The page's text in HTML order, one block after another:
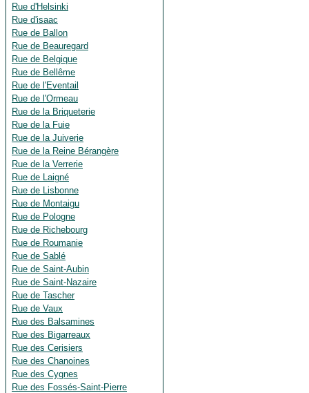
Rue d'Helsinki
Rue d'isaac
Rue de Ballon
Rue de Beauregard
Rue de Belgique
Rue de Bellême
Rue de l'Eventail
Rue de l'Ormeau
Rue de la Briqueterie
Rue de la Fuie
Rue de la Juiverie
Rue de la Reine Bérangère
Rue de la Verrerie
Rue de Laigné
Rue de Lisbonne
Rue de Montaigu
Rue de Pologne
Rue de Richebourg
Rue de Roumanie
Rue de Sablé
Rue de Saint-Aubin
Rue de Saint-Nazaire
Rue de Tascher
Rue de Vaux
Rue des Balsamines
Rue des Bigarreaux
Rue des Cerisiers
Rue des Chanoines
Rue des Cygnes
Rue des Fossés-Saint-Pierre